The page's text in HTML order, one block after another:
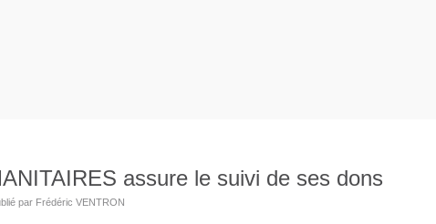
assure le suivi de ses dons
par Frédéric VENTRON